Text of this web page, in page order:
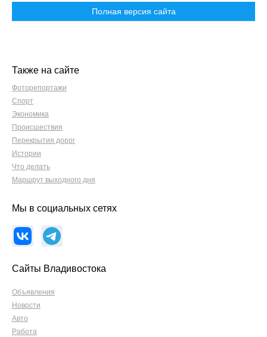
Полная версия сайта
Также на сайте
Фоторепортажи
Спорт
Экономика
Происшествия
Перекрытия дорог
Истории
Что делать
Маршрут выходного дня
Мы в социальных сетях
Сайты Владивостока
Объявления
Новости
Авто
Работа